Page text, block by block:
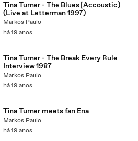
Tina Turner - The Blues [Accoustic)
(Live at Letterman 1997)
Markos Paulo
há 19 anos
Tina Turner - The Break Every Rule
Interview 1987
Markos Paulo
há 19 anos
Tina Turner meets fan Ena
Markos Paulo
há 19 anos